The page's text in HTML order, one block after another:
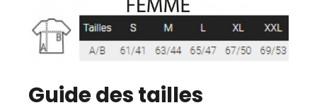
Guide des tailles